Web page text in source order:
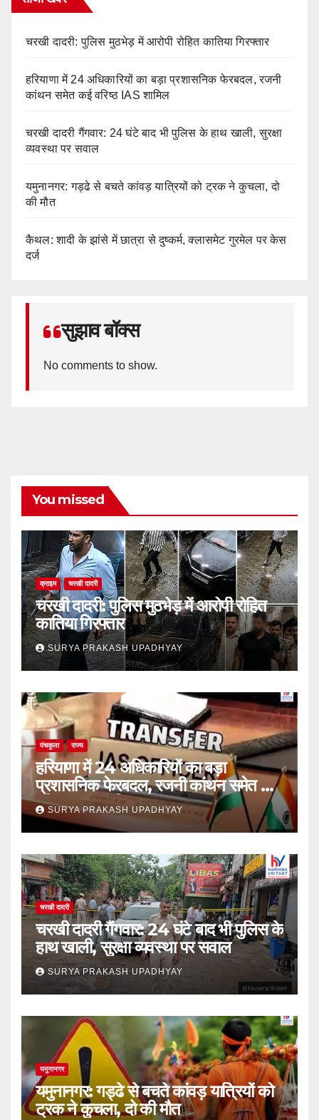
चरखी दादरी: पुलिस मुठभेड़ में आरोपी रोहित कातिया गिरफ्तार
हरियाणा में 24 अधिकारियों का बड़ा प्रशासनिक फेरबदल, रजनी
कांथन समेत कई वरिष्ठ IAS शामिल
चरखी दादरी गैंगवार: 24 घंटे बाद भी पुलिस के हाथ खाली, सुरक्षा
व्यवस्था पर सवाल
यमुनानगर: गड्ढे से बचते कांवड़ यात्रियों को ट्रक ने कुचला, दो
की मौत
कैथल: शादी के झांसे में छात्रा से दुष्कर्म, क्लासमेट गुरमेल पर केस
दर्ज
सुझाव बॉक्स
No comments to show.
You missed
क्राइम चरखी दादरी
चरखी दादरी: पुलिस मुठभेड़ में आरोपी रोहित
कातिया गिरफ्तार
SURYA PRAKASH UPADHYAY
पंचकूला राज्य
हरियाणा में 24 अधिकारियों का बड़ा
प्रशासनिक फेरबदल, रजनी कांथन समेत कई
वरिष्ठ IAS शामिल
SURYA PRAKASH UPADHYAY
चरखी दादरी
चरखी दादरी गैंगवार: 24 घंटे बाद भी पुलिस के
हाथ खाली, सुरक्षा व्यवस्था पर सवाल
SURYA PRAKASH UPADHYAY
यमुनानगर
यमुनानगर: गड्ढे से बचते कांवड़ यात्रियों को
ट्रक ने कुचला, दो की मौत